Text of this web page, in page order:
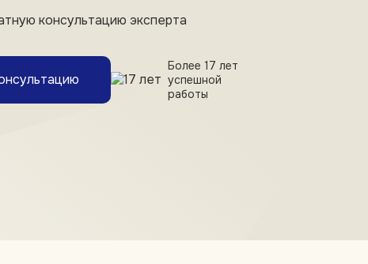
консультацию эксперта
Более 17 лет
успешной
работы